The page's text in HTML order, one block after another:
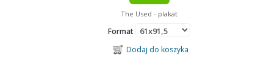
The Used - plakat
Format
Dodaj do koszyka